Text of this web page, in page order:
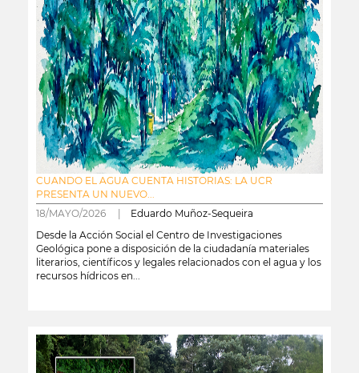
CUANDO EL AGUA CUENTA HISTORIAS: LA UCR
PRESENTA UN NUEVO...
18/MAYO/2026 | Eduardo Muñoz-Sequeira
Desde la Acción Social el Centro de Investigaciones
Geológica pone a disposición de la ciudadanía materiales
literarios, científicos y legales relacionados con el agua y los
recursos hídricos en...